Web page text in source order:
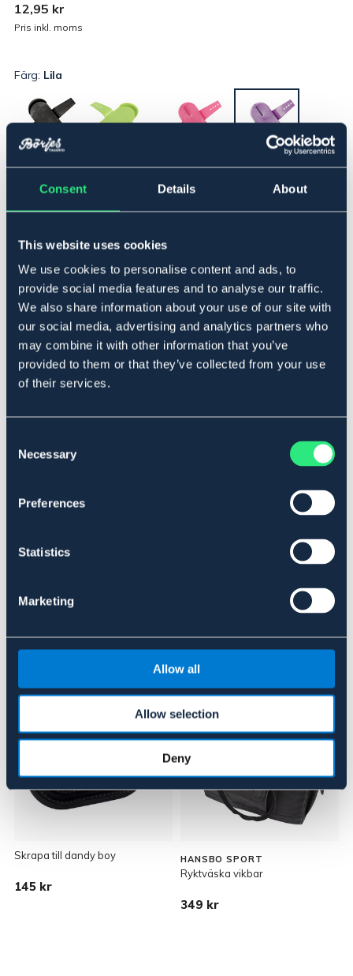
Consent Details About
This website uses cookies
We use cookies to personalise content and ads, to
provide social media features and to analyse our traffic.
We also share information about your use of our site with
our social media, advertising and analytics partners who
may combine it with other information that you’ve
provided to them or that they’ve collected from your use
of their services.
Selection
Necessary
Preferences
Statistics
Marketing
Allow all
Allow selection
Deny
12,95 kr
Pris inkl. moms
Färg: Lila
One Size
Lägg i varukorgen
Se lager i butik
Produktbeskrivning
Praktisk piggborste från V-Plast. Den har en justerbar
handrem för en skräddarsydd passform och är ett
svans.
Art.nr. 5007-PU-ONES
Se lager i butik
Liknande produkter
Skrapa till dandy boy
145 kr
HANSBO SPORT
Ryktväska vikbar
349 kr